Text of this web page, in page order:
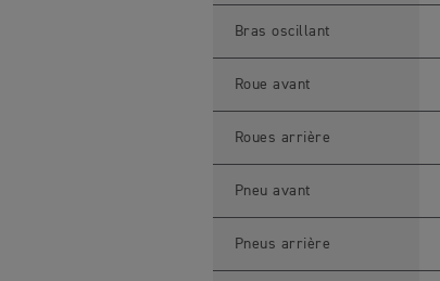
Bras oscillant
Roue avant
Roues arrière
Pneu avant
Pneus arrière